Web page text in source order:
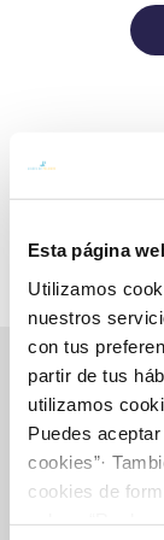
Esta página
Utilizamos
nuestros
con tus
partir de tus
utilizamos
Puedes
cookies”·
cookies de
Gestiones
FACTURAS,